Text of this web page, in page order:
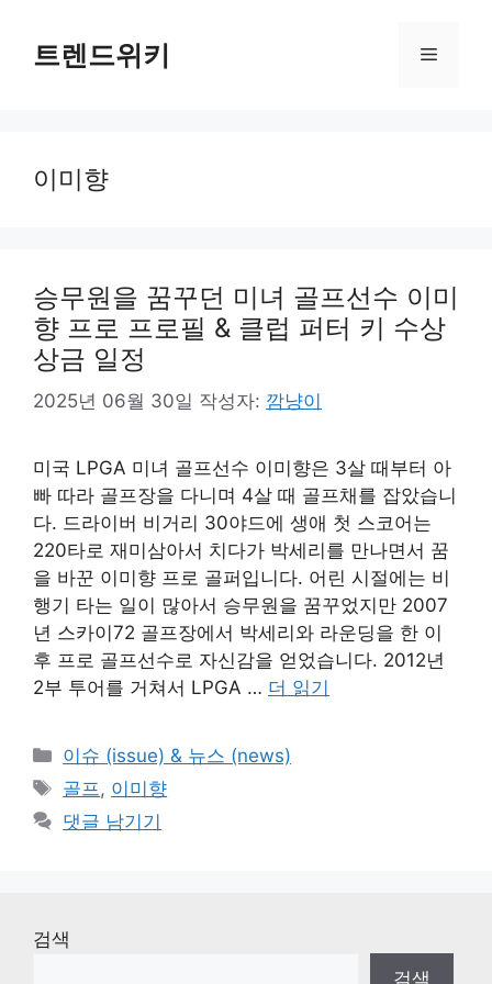
트렌드위키 메
이미향
승무원을 꿈꾸던 미녀 골프선수 이미
향 프로 프로필 & 클럽 퍼터 키 수상
상금 일정
2025년 06월 30일 작성자: 깜냥이
미국 LPGA 미녀 골프선수 이미향은 3살 때부터 아
빠 따라 골프장을 다니며 4살 때 골프채를 잡았습니
다. 드라이버 비거리 30야드에 생애 첫 스코어는
220타로 재미삼아서 치다가 박세리를 만나면서 꿈
을 바꾼 이미향 프로 골퍼입니다. 어린 시절에는 비
행기 타는 일이 많아서 승무원을 꿈꾸었지만 2007
년 스카이72 골프장에서 박세리와 라운딩을 한 이
후 프로 골프선수로 자신감을 얻었습니다. 2012년
2부 투어를 거쳐서 LPGA … 더 읽기
카
테
리
이슈 (issue) & 뉴스 (news)
태
그
골프 , 이미향
댓글 남기기
검색
검색